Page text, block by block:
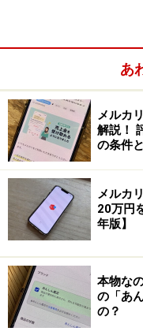
一方で、出品しても
実です。その理由と
1．値段が高い
あ
メルカ
解説！
の条件
メルカ
20万円
年版】
本物な
の「あ
の？